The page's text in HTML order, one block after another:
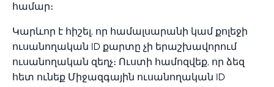
համար։
Կարևոր է հիշել, որ համալսարանի կամ քոլեջի
ուսանողական ID քարտը չի երաշխավորում
ուսանողական զեղչ։ Ուստի համոզվեք, որ ձեզ
հետ ունեք Միջազգային ուսանողական ID